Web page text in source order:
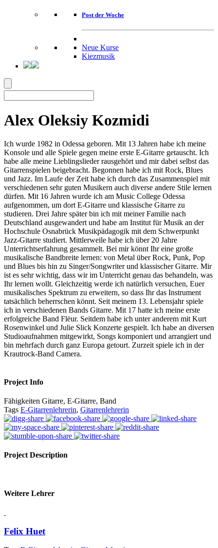
Post der Woche
Neue Kurse
Kiezmusik
Alex Oleksiy Kozmidi
Ich wurde 1982 in Odessa geboren. Mit 13 Jahren habe ich meine
Konsole und alle Spiele gegen meine erste E-Gitarre getauscht. Ich
habe alle meine Lieblingslieder rausgehört und mir dabei selbst das
Gitarrenspielen beigebracht. Begonnen habe ich mit Rock, Blues
und Jazz. Im Laufe der Zeit habe ich durch das Zusammenspiel mit
verschiedenen sehr guten Musikern auch diverse andere Stile lernen
dürfen. Mit 16 Jahren wurde ich am Music College Odessa
aufgenommen, um dort E-Gitarre und klassische Gitarre zu
studieren. Drei Jahre später bin ich mit meiner Familie nach
Deutschland ausgewandert und habe am Institut für Musik an der
Hochschule Osnabrück Musikpädagogik mit dem Schwerpunkt
Jazz-Gitarre studiert. Mittlerweile habe ich über 20 Jahre
Unterrichtserfahrung gesammelt. Bei mir könnt Ihr eine große
musikalische Bandbreite lernen: von Metal über Rock, Punk, Pop
und Blues bis hin zu Singer/Songwriter und klassischer Gitarre. Mir
ist es sehr wichtig, dass wir im Unterricht genau das behandeln, was
Ihr lernen wollt. Gleichzeitig werde ich natürlich versuchen, Euer
musikalisches Spektrum zu erweitern, so dass Ihr das Instrument
tatsächlich beherrschen könnt. Seit meinem 13. Lebensjahr spiele
ich in verschiedenen Bands Gitarre. Mit 17 hatte ich meine erste
erfolgreiche Band Flëur. Seitdem habe ich unter anderem mit Kurt
Rosenwinkel und Julie Slick Konzerte gespielt. Ich habe an diversen
Studioaufnahmen mitgewirkt, Songs komponiert und arrangiert und
bin mehrfach durch ganz Europa getourt. Zurzeit spiele ich in der
Krautrock-Band Camera.
Project Info
Fähigkeiten Gitarre, E-Gitarre, Band
Tags E-Gitarrenlehrerin, Gitarrenlehrerin
Project Description
Weitere Lehrer
Felix Huet